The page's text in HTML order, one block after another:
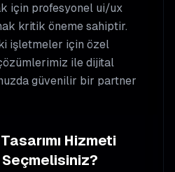
için profesyonel ui/ux
kritik öneme sahiptir.
işletmeler için özel
ile dijital
güvenilir bir partner
Hizmeti